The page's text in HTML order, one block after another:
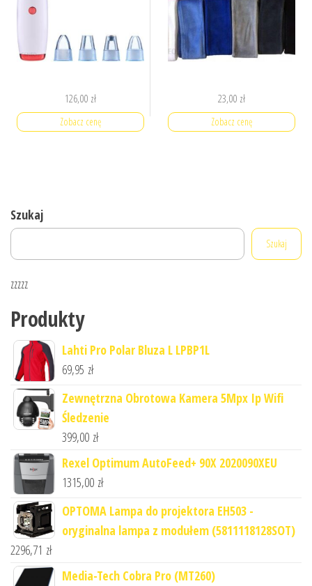
126,00 zł
Zobacz cenę
23,00 zł
Zobacz cenę
Szukaj
Szukaj
zzzzz
Produkty
Lahti Pro Polar Bluza L LPBP1L
69,95 zł
Zewnętrzna Obrotowa Kamera 5Mpx Ip Wifi
Śledzenie
399,00 zł
Rexel Optimum AutoFeed+ 90X 2020090XEU
1315,00 zł
OPTOMA Lampa do projektora EH503 -
oryginalna lampa z modułem (5811118128SOT)
2296,71 zł
Media-Tech Cobra Pro (MT260)